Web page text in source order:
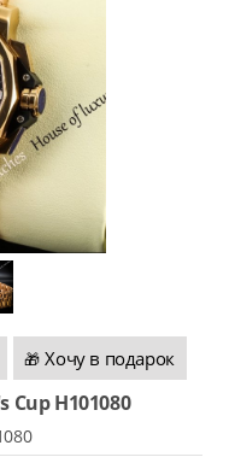
🎁 Хочу в подарок
Cup H101080